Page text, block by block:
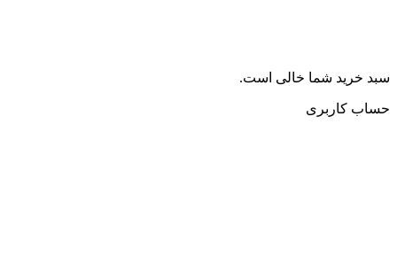
سبد خرید شما خالی است.
حساب کاربری